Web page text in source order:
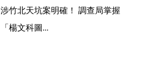
涉竹北天坑案明確！ 調查局掌握
「楊文科圖...